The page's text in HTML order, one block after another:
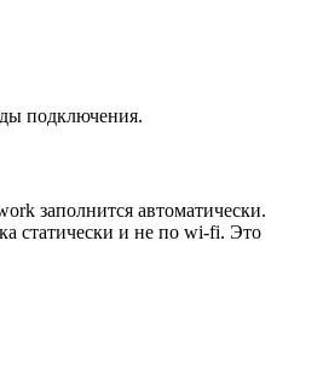
подключения.
заполнится автоматически.
статически и не по wi-fi. Это